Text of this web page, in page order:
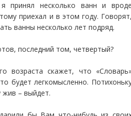
принял несколько ванн и
приехал и в этом году.
ванны несколько лет подряд.
последний том, четвертый?
возраста скажет, что
будет легкомысленно.
– выйдет.